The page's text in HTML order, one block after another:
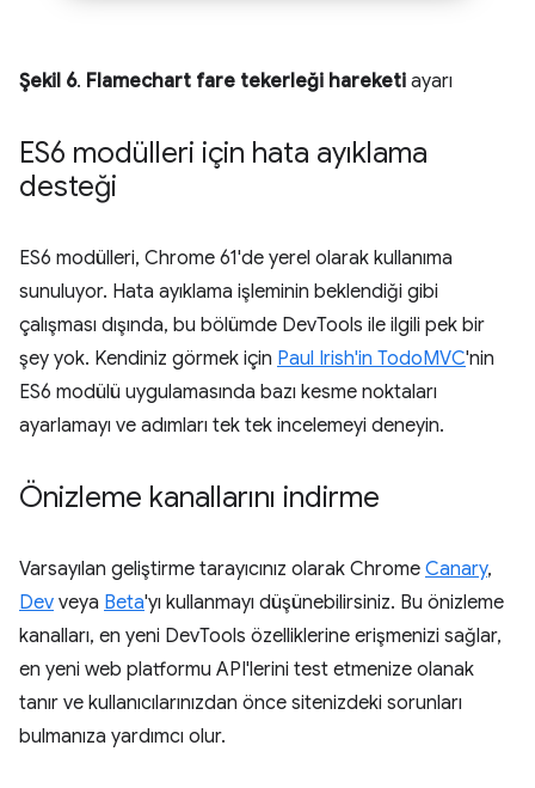
Şekil 6. Flamechart fare tekerleği hareketi ayarı
ES6 modülleri için hata ayıklama
desteği
ES6 modülleri, Chrome 61'de yerel olarak kullanıma
sunuluyor. Hata ayıklama işleminin beklendiği gibi
çalışması dışında, bu bölümde DevTools ile ilgili pek bir
şey yok. Kendiniz görmek için Paul Irish'in TodoMVC'nin
ES6 modülü uygulamasında bazı kesme noktaları
ayarlamayı ve adımları tek tek incelemeyi deneyin.
Önizleme kanallarını indirme
Varsayılan geliştirme tarayıcınız olarak Chrome Canary,
Dev veya Beta'yı kullanmayı düşünebilirsiniz. Bu önizleme
kanalları, en yeni DevTools özelliklerine erişmenizi sağlar,
en yeni web platformu API'lerini test etmenize olanak
tanır ve kullanıcılarınızdan önce sitenizdeki sorunları
bulmanıza yardımcı olur.